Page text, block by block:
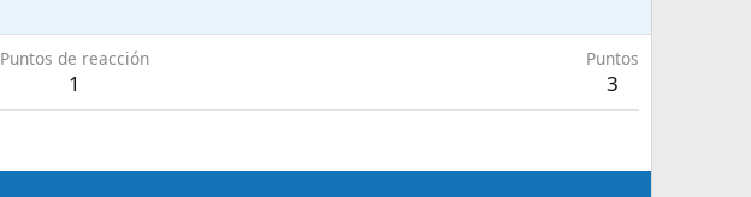
Puntos de reacción
1
Puntos
3